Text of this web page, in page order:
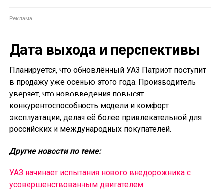
Дата выхода и перспективы
Планируется, что обновлённый УАЗ Патриот поступит
в продажу уже осенью этого года. Производитель
уверяет, что нововведения повысят
конкурентоспособность модели и комфорт
эксплуатации, делая её более привлекательной для
российских и международных покупателей.
Другие новости по теме:
УАЗ начинает испытания нового внедорожника с
усовершенствованным двигателем